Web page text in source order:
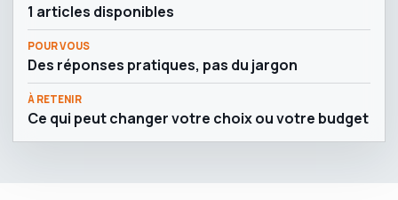
1 articles disponibles
POUR VOUS
Des réponses pratiques, pas du jargon
À RETENIR
Ce qui peut changer votre choix ou votre budget